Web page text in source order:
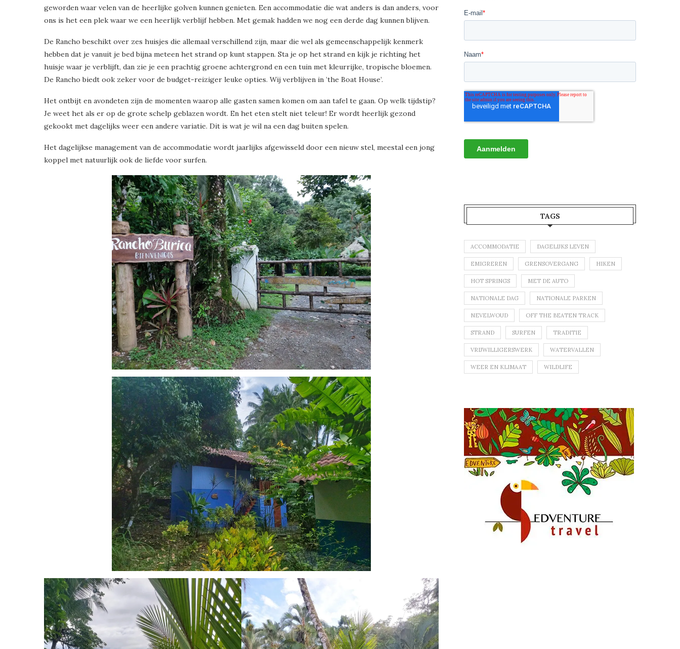
geworden waar velen van de heerlijke golven kunnen genieten. Een accommodatie die wat anders is dan anders, voor
ons is het een plek waar we een heerlijk verblijf hebben. Met gemak hadden we nog een derde dag kunnen blijven.
De Rancho beschikt over zes huisjes die allemaal verschillend zijn, maar die wel als gemeenschappelijk kenmerk
hebben dat je vanuit je bed bijna meteen het strand op kunt stappen. Sta je op het strand en kijk je richting het
huisje waar je verblijft, dan zie je een prachtig groene achtergrond en een tuin met kleurrijke, tropische bloemen.
De Rancho biedt ook zeker voor de budget-reiziger leuke opties. Wij verblijven in ’the Boat House’.
Het ontbijt en avondeten zijn de momenten waarop alle gasten samen komen om aan tafel te gaan. Op welk tijdstip?
Je weet het als er op de grote schelp geblazen wordt. En het eten stelt niet teleur! Er wordt heerlijk gezond
gekookt met dagelijks weer een andere variatie. Dit is wat je wil na een dag buiten spelen.
Het dagelijkse management van de accommodatie wordt jaarlijks afgewisseld door een nieuw stel, meestal een jong
koppel met natuurlijk ook de liefde voor surfen.
TAGS
ACCOMMODATIE DAGELIJKS LEVEN
EMIGREREN GRENSOVERGANG HIKEN
HOT SPRINGS MET DE AUTO
NATIONALE DAG NATIONALE PARKEN
NEVELWOUD OFF THE BEATEN TRACK
STRAND SURFEN TRADITIE
VRIJWILLIGERSWERK WATERVALLEN
WEER EN KLIMAAT WILDLIFE